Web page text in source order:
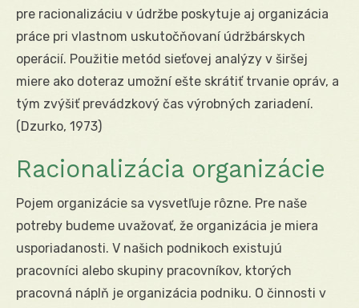
pre racionalizáciu v údržbe poskytuje aj organizácia
práce pri vlastnom uskutočňovaní údržbárskych
operácií. Použitie metód sieťovej analýzy v širšej
miere ako doteraz umožní ešte skrátiť trvanie opráv, a
tým zvýšiť prevádzkový čas výrobných zariadení.
(Dzurko, 1973)
Racionalizácia organizácie
Pojem organizácie sa vysvetľuje rôzne. Pre naše
potreby budeme uvažovať, že organizácia je miera
usporiadanosti. V našich podnikoch existujú
pracovníci alebo skupiny pracovníkov, ktorých
pracovná náplň je organizácia podniku. O činnosti v